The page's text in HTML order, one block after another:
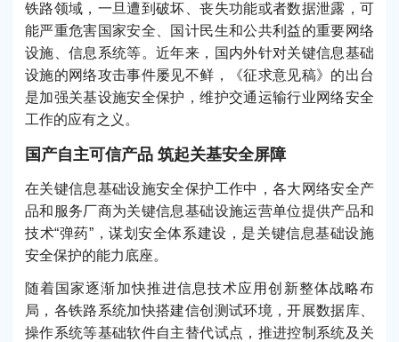
铁路领域，一旦遭到破坏、丧失功能或者数据泄露，可
能严重危害国家安全、国计民生和公共利益的重要网络
设施、信息系统等。近年来，国内外针对关键信息基础
设施的网络攻击事件屡见不鲜，《征求意见稿》的出台
是加强关基设施安全保护，维护交通运输行业网络安全
工作的应有之义。
国产自主可信产品 筑起关基安全屏障
在关键信息基础设施安全保护工作中，各大网络安全产
品和服务厂商为关键信息基础设施运营单位提供产品和
技术“弹药”，谋划安全体系建设，是关键信息基础设施
安全保护的能力底座。
随着国家逐渐加快推进信息技术应用创新整体战略布
局，各铁路系统加快搭建信创测试环境，开展数据库、
操作系统等基础软件自主替代试点，推进控制系统及关